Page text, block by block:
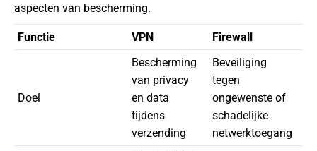
aspecten van bescherming.
Functie VPN Firewall
Doel
Bescherming
van privacy
en data
tijdens
verzending
Beveiliging
tegen
ongewenste of
schadelijke
netwerktoegang